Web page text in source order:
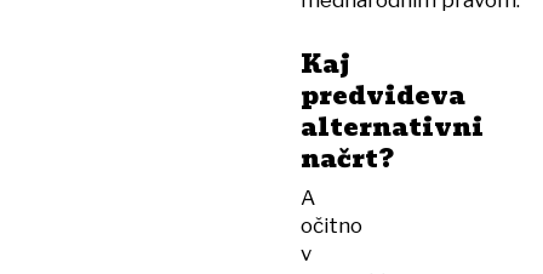
Kaj
predvideva
alternativni
načrt?
A
očitno
v